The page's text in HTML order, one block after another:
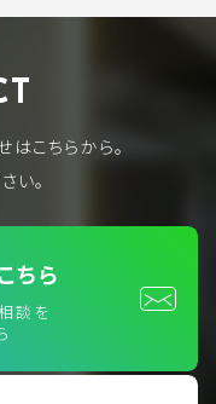
こちらから。
い。
ちら
談を